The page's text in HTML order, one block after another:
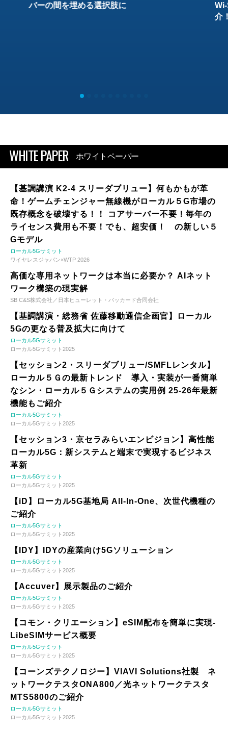
バーの間を埋める選択肢に
介
WHITE PAPER ホワイトペーパー
【基調講演 K2-4 スリーダブリュー】何もかもが革
命！ゲームチェンジャー無線機がローカル５G市場の
既存概念を破壊する！！ コアサーバー不要！毎年の
ライセンス費用も不要！でも、超安価！ の新しい５
Gモデル
ローカル5Gサミット
ワイヤレスジャパン×WTP 2026
高価な専用ネットワークは本当に必要か？ AIネット
ワーク構築の現実解
SB C&S株式会社／日本ヒューレット・パッカード合同会社
【基調講演・総務省 佐藤移動通信企画官】ローカル
5Gの更なる普及拡大に向けて
ローカル5Gサミット
ローカル5Gサミット2025
【セッション2・スリーダブリュー/SMFLレンタル】
ローカル５Ｇの最新トレンド 導入・実装が一番簡単
なシン・ローカル５Ｇシステムの実用例 25-26年最新
機能もご紹介
ローカル5Gサミット
ローカル5Gサミット2025
【セッション3・京セラみらいエンビジョン】高性能
ローカル5G：新システムと端末で実現するビジネス
革新
ローカル5Gサミット
ローカル5Gサミット2025
【iD】ローカル5G基地局 All-In-One、次世代機種の
ご紹介
ローカル5Gサミット
ローカル5Gサミット2025
【IDY】IDYの産業向け5Gソリューション
ローカル5Gサミット
ローカル5Gサミット2025
【Accuver】展示製品のご紹介
ローカル5Gサミット
ローカル5Gサミット2025
【コモン・クリエーション】eSIM配布を簡単に実現-
LibeSIMサービス概要
ローカル5Gサミット
ローカル5Gサミット2025
【コーンズテクノロジー】VIAVI Solutions社製 ネ
ットワークテスタONA800／光ネットワークテスタ
MTS5800のご紹介
ローカル5Gサミット
ローカル5Gサミット2025